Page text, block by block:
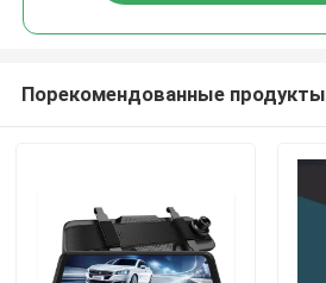
Порекомендованные продукты